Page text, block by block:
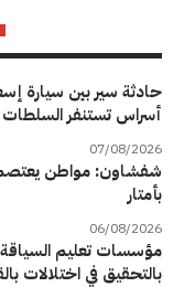
حادثة سير بين سيارة
أسراس تستنفر السلطات
07/08/2026
شفشاون: مواطن
بأمتار
06/08/2026
مؤسسات تعليم
بالتحقيق في اختلالات